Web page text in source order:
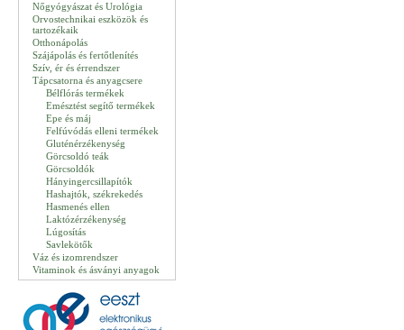
Nőgyógyászat és Urológia
Orvostechnikai eszközök és
tartozékaik
Otthonápolás
Szájápolás és fertőtlenítés
Szív, ér és érrendszer
Tápcsatorna és anyagcsere
Bélflórás termékek
Emésztést segítő termékek
Epe és máj
Felfúvódás elleni termékek
Gluténérzékenység
Görcsoldó teák
Görcsoldók
Hányingercsillapítók
Hashajtók, székrekedés
Hasmenés ellen
Laktózérzékenység
Lúgosítás
Savlekötők
Váz és izomrendszer
Vitaminok és ásványi anyagok